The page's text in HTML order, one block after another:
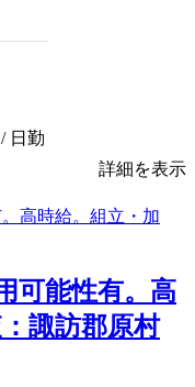
日勤
詳細を表示
可能性有。高
諏訪郡原村